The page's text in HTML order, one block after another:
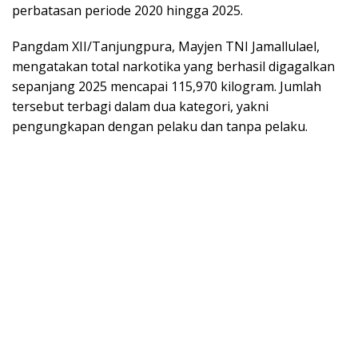
perbatasan periode 2020 hingga 2025.
Pangdam XII/Tanjungpura, Mayjen TNI Jamallulael,
mengatakan total narkotika yang berhasil digagalkan
sepanjang 2025 mencapai 115,970 kilogram. Jumlah
tersebut terbagi dalam dua kategori, yakni
pengungkapan dengan pelaku dan tanpa pelaku.